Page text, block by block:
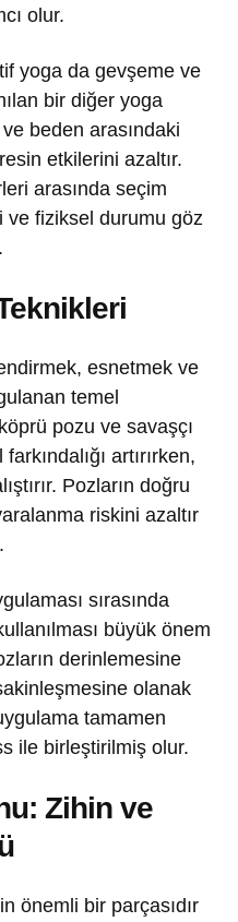
olur.
yoga da gevşeme ve
bir diğer yoga
beden arasındaki
etkilerini azaltır.
arasında seçim
ve fiziksel durumu göz
esnetmek ve
temel
pozu ve savaşçı
artırırken,
Pozların doğru
riskini azaltır
sırasında
büyük önem
derinlemesine
olanak
tamamen
ile birleştirilmiş olur.
Zihin ve
önemli bir parçasıdır